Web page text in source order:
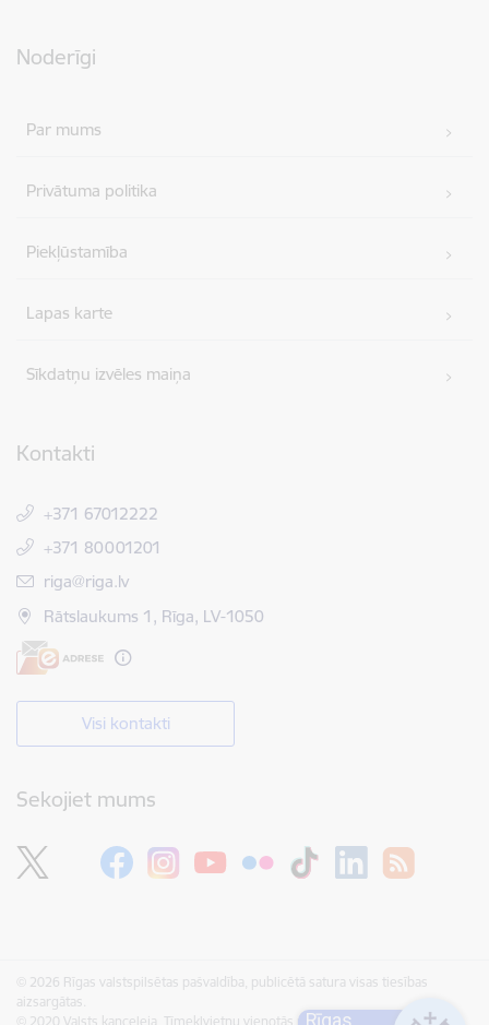
Noderīgi
Par mums
Privātuma politika
Piekļūstamība
Lapas karte
Sīkdatņu izvēles maiņa
Kontakti
+371 67012222
+371 80001201
E-pasts:
riga@riga.lv
Rātslaukums 1, Rīga, LV-1050
Visi kontakti
Sekojiet mums
© 2026 Rīgas valstspilsētas pašvaldība, publicētā satura visas tiesības
aizsargātas.
© 2020 Valsts kanceleja, Tīmekļvietņu vienotās platformas visas tiesības
Rīgas